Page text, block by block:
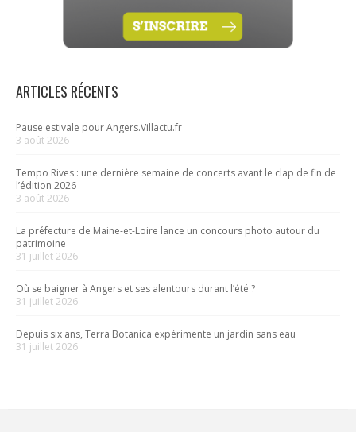
ARTICLES RÉCENTS
Pause estivale pour Angers.Villactu.fr
3 août 2026
Tempo Rives : une dernière semaine de concerts avant le clap de fin de
l’édition 2026
3 août 2026
La préfecture de Maine-et-Loire lance un concours photo autour du
patrimoine
31 juillet 2026
Où se baigner à Angers et ses alentours durant l’été ?
31 juillet 2026
Depuis six ans, Terra Botanica expérimente un jardin sans eau
31 juillet 2026